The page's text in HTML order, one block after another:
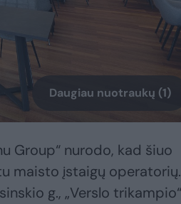
Daugiau nuotraukų (1)
Group“ nurodo, kad šiuo
maisto įstaigų operatorių.
g., „Verslo trikampio“